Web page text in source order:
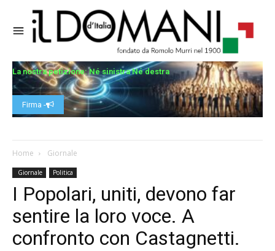
La nostra petizione: Né sinistra Né destra
Firma -
Home Giornale
Giornale Politica
I Popolari, uniti, devono far
sentire la loro voce. A
confronto con Castagnetti.